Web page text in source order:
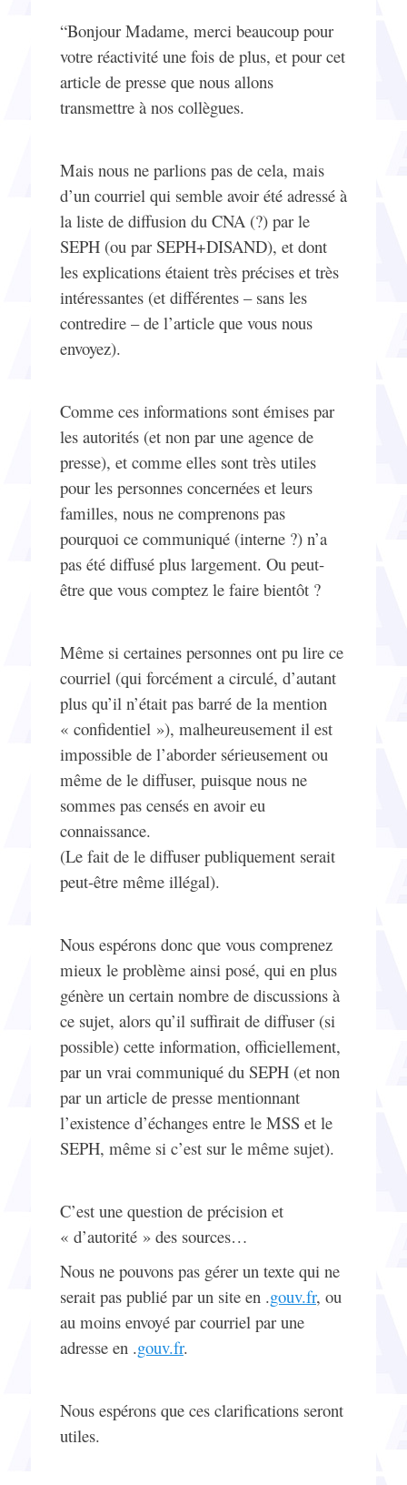
“Bonjour Madame, merci beaucoup pour
votre réactivité une fois de plus, et pour cet
article de presse que nous allons
transmettre à nos collègues.
Mais nous ne parlions pas de cela, mais
d’un courriel qui semble avoir été adressé à
la liste de diffusion du CNA (?) par le
SEPH (ou par SEPH+DISAND), et dont
les explications étaient très précises et très
intéressantes (et différentes – sans les
contredire – de l’article que vous nous
envoyez).
Comme ces informations sont émises par
les autorités (et non par une agence de
presse), et comme elles sont très utiles
pour les personnes concernées et leurs
familles, nous ne comprenons pas
pourquoi ce communiqué (interne ?) n’a
pas été diffusé plus largement. Ou peut-
être que vous comptez le faire bientôt ?
Même si certaines personnes ont pu lire ce
courriel (qui forcément a circulé, d’autant
plus qu’il n’était pas barré de la mention
« confidentiel »), malheureusement il est
impossible de l’aborder sérieusement ou
même de le diffuser, puisque nous ne
sommes pas censés en avoir eu
connaissance.
(Le fait de le diffuser publiquement serait
peut-être même illégal).
Nous espérons donc que vous comprenez
mieux le problème ainsi posé, qui en plus
génère un certain nombre de discussions à
ce sujet, alors qu’il suffirait de diffuser (si
possible) cette information, officiellement,
par un vrai communiqué du SEPH (et non
par un article de presse mentionnant
l’existence d’échanges entre le MSS et le
SEPH, même si c’est sur le même sujet).
C’est une question de précision et
« d’autorité » des sources…
Nous ne pouvons pas gérer un texte qui ne
serait pas publié par un site en .gouv.fr, ou
au moins envoyé par courriel par une
adresse en .gouv.fr.
Nous espérons que ces clarifications seront
utiles.